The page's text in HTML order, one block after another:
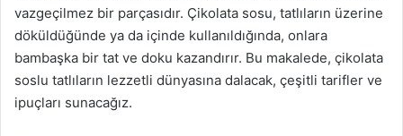
vazgeçilmez bir parçasıdır. Çikolata sosu, tatlıların üzerine
döküldüğünde ya da içinde kullanıldığında, onlara
bambaşka bir tat ve doku kazandırır. Bu makalede, çikolata
soslu tatlıların lezzetli dünyasına dalacak, çeşitli tarifler ve
ipuçları sunacağız.